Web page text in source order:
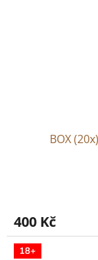
BOX
400 Kč
18+